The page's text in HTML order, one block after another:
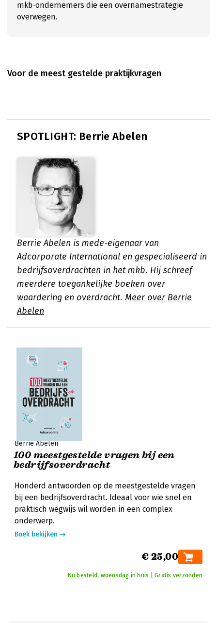
mkb-ondernemers die een overnamestrategie
overwegen.
Voor de meest gestelde praktijkvragen
SPOTLIGHT: Berrie Abelen
Berrie Abelen is mede-eigenaar van
Adcorporate International en gespecialiseerd in
bedrijfsoverdrachten in het mkb. Hij schreef
meerdere toegankelijke boeken over
waardering en overdracht. Meer over Berrie
Abelen
Berrie Abelen
100 meestgestelde vragen bij een
bedrijfsoverdracht
Honderd antwoorden op de meestgestelde vragen
bij een bedrijfsoverdracht. Ideaal voor wie snel en
praktisch wegwijs wil worden in een complex
onderwerp.
Boek bekijken
€ 25,00
Nu besteld, woensdag in huis | Gratis verzonden